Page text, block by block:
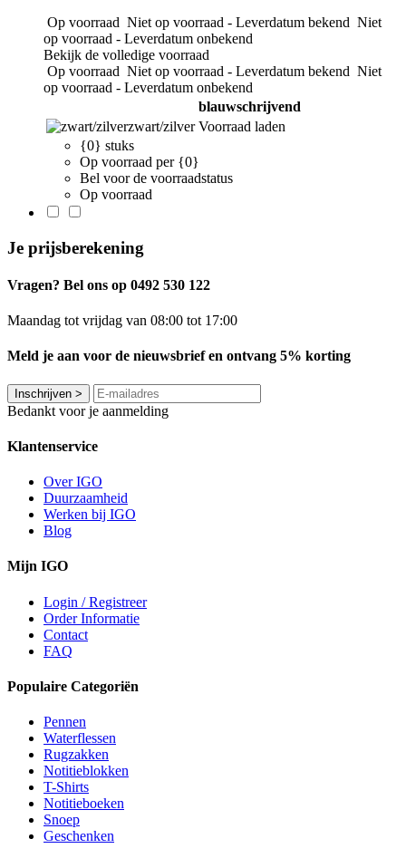
Op voorraad Niet op voorraad - Leverdatum bekend Niet
op voorraad - Leverdatum onbekend
Bekijk de volledige voorraad
Op voorraad Niet op voorraad - Leverdatum bekend Niet
op voorraad - Leverdatum onbekend
blauwschrijvend
zwart/zilver Voorraad laden
{0} stuks
Op voorraad per {0}
Bel voor de voorraadstatus
Op voorraad
Je prijsberekening
Vragen? Bel ons op 0492 530 122
Maandag tot vrijdag van 08:00 tot 17:00
Meld je aan voor de nieuwsbrief en ontvang 5% korting
Inschrijven >
Bedankt voor je aanmelding
Klantenservice
Over IGO
Duurzaamheid
Werken bij IGO
Blog
Mijn IGO
Login / Registreer
Order Informatie
Contact
FAQ
Populaire Categoriën
Pennen
Waterflessen
Rugzakken
Notitieblokken
T-Shirts
Notitieboeken
Snoep
Geschenken